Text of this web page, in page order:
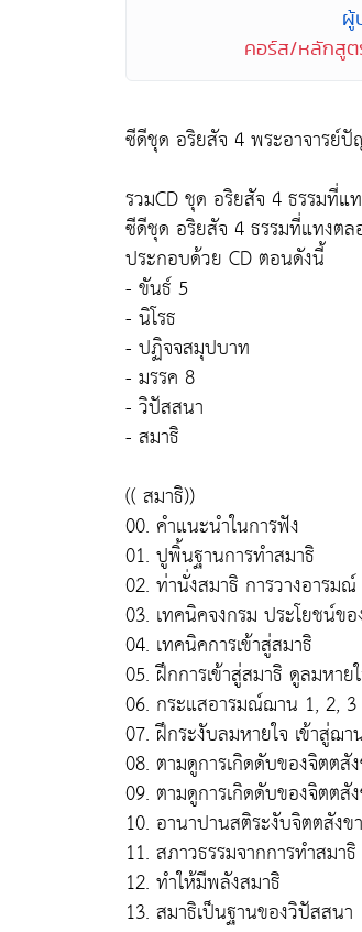
ผู้
คอร์ส/หลักสู
ซีดีชุด อริยสัจ 4 พระอาจารย์
รวมCD ชุด อริยสัจ 4 ธรรมที่
ซีดีชุด อริยสัจ 4 ธรรมที่แทงต
ประกอบด้วย CD ตอนดังนี้
- ขันธ์ 5
- นิโรธ
- ปฏิจจสมุปบาท
- มรรค 8
- วิปัสสนา
- สมาธิ
(( สมาธิ))
00. คำแนะนำในการฟัง
01. ปูพิ้นฐานการทำสมาธิ
02. ท่านั่งสมาธิ การวางอารมณ์
03. เทคนิคจงกรม ประโยชน์ขอ
04. เทคนิคการเข้าสู่สมาธิ
05. ฝึกการเข้าสู่สมาธิ ดูลมหาย
06. กระแสอารมณ์ฌาน 1, 2, 3
07. ฝึกระงับลมหายใจ เข้าสู่ฌา
08. ตามดูการเกิดดับของจิตตสั
09. ตามดูการเกิดดับของจิตตสั
10. อานาปานสติระงับจิตตสังข
11. สภาวธรรมจากการทำสมาธิ
12. ทำให้มีพลังสมาธิ
13. สมาธิเป็นฐานของวิปัสสนา